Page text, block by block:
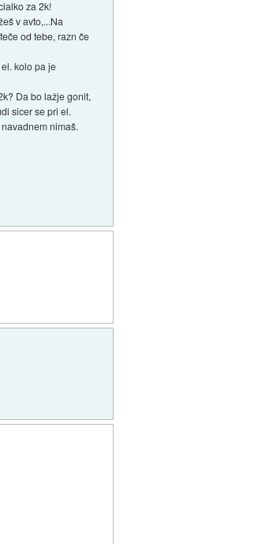
za 2k!
v avto,...Na
od tebe, razn če
kolo pa je
Da bo lažje gonit,
sicer se pri el.
nimaš.